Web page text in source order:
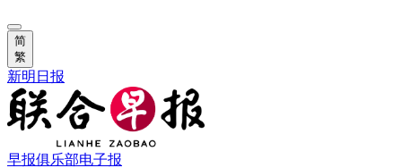
简
繁
新明日报
早报俱乐部电子报